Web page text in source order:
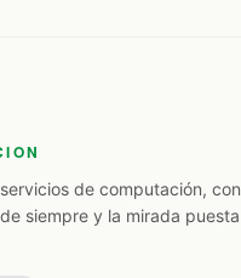
de computación, con
siempre y la mirada puesta